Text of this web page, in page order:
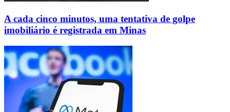
A cada cinco minutos, uma tentativa de golpe
imobiliário é registrada em Minas